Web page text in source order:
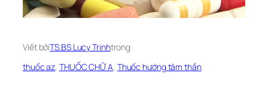
Viết bởiTS.BS Lucy Trinhtrong
thuốc az, THUỐC CHỮ A, Thuốc hướng tâm thần